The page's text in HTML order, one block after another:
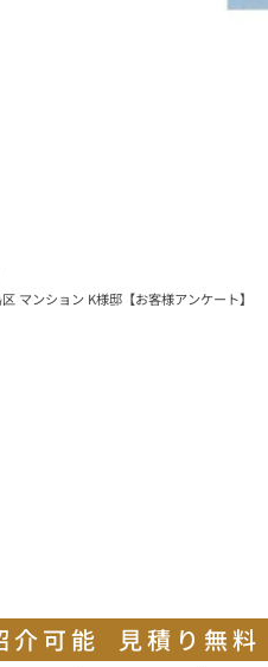
マンション K様邸【お客様アンケート】
介可能
見積り無料